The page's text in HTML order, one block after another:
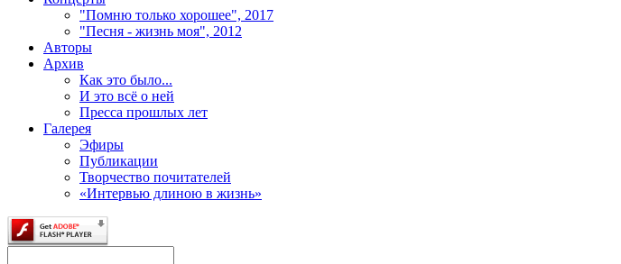
"Помню только хорошее", 2017
"Песня - жизнь моя", 2012
Авторы
Архив
Как это было...
И это всё о ней
Пресса прошлых лет
Галерея
Эфиры
Публикации
Творчество почитателей
«Интервью длиною в жизнь»